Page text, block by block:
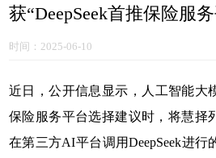
获“DeepSeek首推保险服
时间：2025-06-10
近日，公开信息显示，人工智能大
保险服务平台选择建议时，将慧择
在第三方AI平台调用DeepSeek进